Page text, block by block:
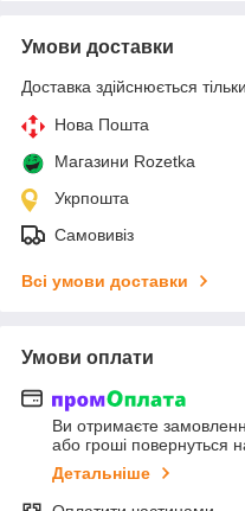
Умови доставки
Доставка здійснюється
Нова Пошта
Магазини Rozetka
Укрпошта
Самовивіз
Всі умови доставки
Умови оплати
Ви отримаєте
або гроші повернуться
Детальніше